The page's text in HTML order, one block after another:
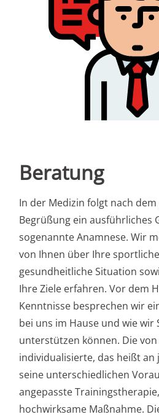
Beratung
In der Medizin folgt nach dem
Begrüßung ein ausführliches
sogenannte Anamnese. Wir
von Ihnen über Ihre
gesundheitliche Situation
Ihre Ziele erfahren. Vor dem
Kenntnisse besprechen wir
bei uns im Hause und wie
unterstützen können. Die
individualisierte, das heißt an
seine unterschiedlichen
angepasste
hochwirksame Maßnahme.